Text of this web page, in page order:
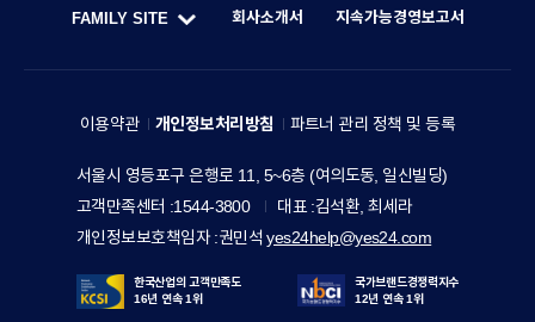
U
R
V
E
R
Y
S
T
FAMILY SITE
M
L
Y
S
I
예
24
홀
딩
스
지속가능경영보고서
회사소개서
이용약관 개인정보처리방침 파트너 관리 정책 및 등록
주
소
서울시 영등포구 은행로 11, 5~6층 (여의도동, 일신빌딩)
고객만족센터
1544-3800 대표 김석환, 최세라
개인정보보호책임자 권민석yes24help@yes24.com
한국산업의 고객만족도
16년 연속 1위
국가브랜드경쟁력지수
12년 연속 1위